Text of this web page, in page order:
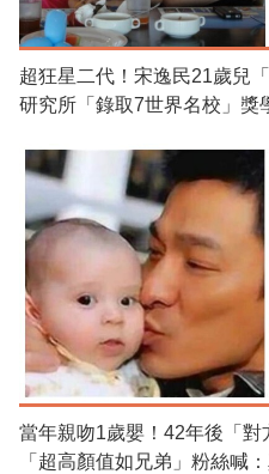
超狂星二代！宋逸民21歲兒
研究所「錄取7世界名校」獎
當年親吻1歲嬰！42年後「
「超高顏值如兄弟」粉絲喊